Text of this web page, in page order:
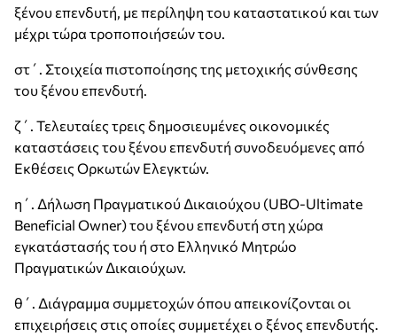
ξένου επενδυτή, με περίληψη του καταστατικού και των
μέχρι τώρα τροποποιήσεών του.
στ΄. Στοιχεία πιστοποίησης της μετοχικής σύνθεσης
του ξένου επενδυτή.
ζ΄. Τελευταίες τρεις δημοσιευμένες οικονομικές
καταστάσεις του ξένου επενδυτή συνοδευόμενες από
Εκθέσεις Ορκωτών Ελεγκτών.
η΄. Δήλωση Πραγματικού Δικαιούχου (UBO-Ultimate
Beneficial Owner) του ξένου επενδυτή στη χώρα
εγκατάστασής του ή στο Ελληνικό Μητρώο
Πραγματικών Δικαιούχων.
θ΄. Διάγραμμα συμμετοχών όπου απεικονίζονται οι
επιχειρήσεις στις οποίες συμμετέχει ο ξένος επενδυτής.